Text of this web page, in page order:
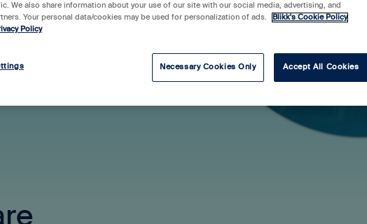
och support,
We also share information about your use of our site with our social media, advertising, and
Your personal data/cookies may be used for personalization of ads.
Blikk's Cookie Policy
Policy
Necessary Cookies Only Accept All Cookies